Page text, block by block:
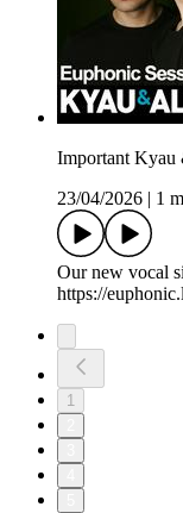
Important Kyau
23/04/2026
1
Our new vocal
https://
1